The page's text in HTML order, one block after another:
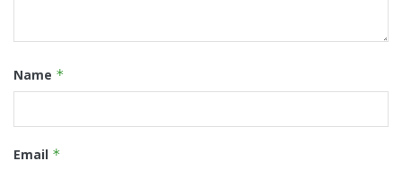
Name *
Email *